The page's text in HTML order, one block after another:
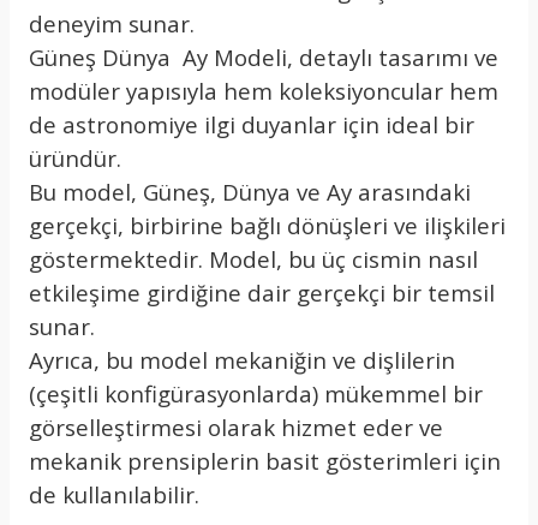
deneyim sunar.
Güneş Dünya Ay Modeli, detaylı tasarımı ve
modüler yapısıyla hem koleksiyoncular hem
de astronomiye ilgi duyanlar için ideal bir
üründür.
Bu model, Güneş, Dünya ve Ay arasındaki
gerçekçi, birbirine bağlı dönüşleri ve ilişkileri
göstermektedir. Model, bu üç cismin nasıl
etkileşime girdiğine dair gerçekçi bir temsil
sunar.
Ayrıca, bu model mekaniğin ve dişlilerin
(çeşitli konfigürasyonlarda) mükemmel bir
görselleştirmesi olarak hizmet eder ve
mekanik prensiplerin basit gösterimleri için
de kullanılabilir.